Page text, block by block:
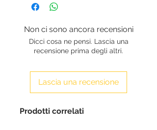
Non ci sono ancora recensioni
Dicci cosa ne pensi. Lascia una
recensione prima degli altri.
Lascia una recensione
Prodotti correlati